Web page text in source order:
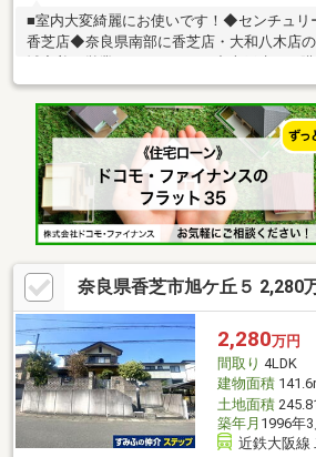
■室内大変綺麗にお使いです！◆センチュリ
香芝店◆奈良県南部に香芝店・大和八木店
ォームのご相談やお見積り、プランニング
の暮らしに合わせた住まいづくりをサポー
ュリー21のネットワークと情報力を活かし
サービスまで安心して進めていただけるよ
す。◆住まいづくりに関することなら何でも
さい◆
奈良県香芝市旭ケ丘５ 2,280
2,280万円
間取り 4LDK
建物面積
土地面積
築年月 1996年
近鉄大阪線